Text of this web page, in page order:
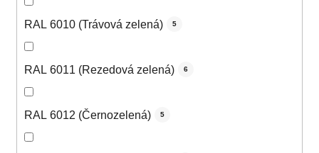
RAL 6010 (Trávová zelená) 5
RAL 6011 (Rezedová zelená) 6
RAL 6012 (Černozelená) 5